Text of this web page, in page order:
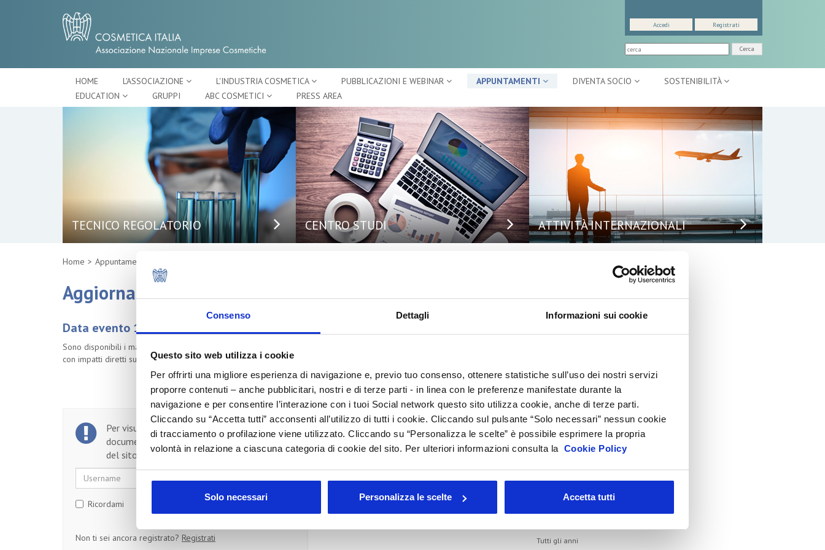
Consenso Dettagli Informazioni sui cookie
Questo sito web utilizza i cookie
Per offrirti una migliore esperienza di navigazione e, previo tuo consenso, ottenere statistiche sull’uso dei nostri servizi
proporre contenuti – anche pubblicitari, nostri e di terze parti - in linea con le preferenze manifestate durante la
navigazione e per consentire l’interazione con i tuoi Social network questo sito utilizza cookie, anche di terze parti.
Cliccando su “Accetta tutti” acconsenti all’utilizzo di tutti i cookie. Cliccando sul pulsante “Solo necessari” nessun cookie
di tracciamento o profilazione viene utilizzato. Cliccando su “Personalizza le scelte” è possibile esprimere la propria
volontà in relazione a ciascuna categoria di cookie del sito. Per ulteriori informazioni consulta la Cookie Policy
Solo necessari Personalizza le scelte Accetta tutti
Cerca
Accedi Registrati
HOME L'ASSOCIAZIONE L'INDUSTRIA COSMETICA PUBBLICAZIONI E WEBINAR APPUNTAMENTI DIVENTA SOCIO
SOSTENIBILITÀ
EDUCATION
GRUPPI ABC COSMETICI PRESS AREA
TECNICO REGOLATORIO CENTRO STUDI ATTIVITÀ INTERNAZIONALI
Home Appuntamenti
Aggiornamento normativa Greenwashing
Data evento 11/03/2026
Sono disponibili i materiali del webinar che si è tenuto l'11 marzo dedicato alla
con impatti diretti sulla
comunicazione dei claim ambientalie sulle attività delle imprese.
Per visualizzare il testo completo del
documento, devi essere un utente registrato
del sito.
Username Password
Ricordami
Non ti sei ancora registrato? Registrati
Elenco Completo
Assemblea
Convegno tecnico internazionale
Information Day
Beauty Links
Beauty Report
Incontri tematici
Eventi Speciali
Leonardo Genio e Bellezza
Milano Beauty Week
Tutti gli anni